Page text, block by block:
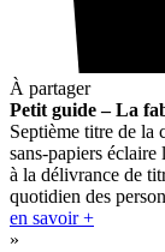
À partager
Petit guide – La
Septième titre de la
sans-papiers
à la délivrance de
quotidien des
en savoir +
»